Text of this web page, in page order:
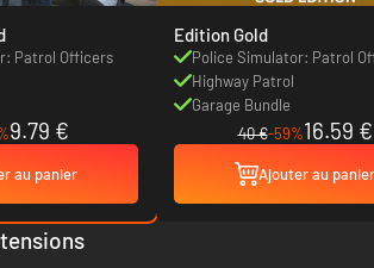
Patrol Officers
9.79 €
au panier
Edition Gold
Police Simulator: Patrol
Highway Patrol
Garage Bundle
40 €-59%16.59 €
Ajouter au panier